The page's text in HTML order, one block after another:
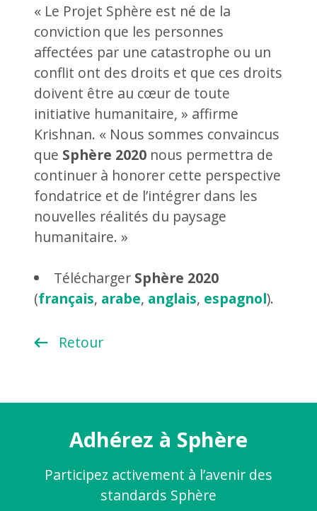
« Le Projet Sphère est né de la
conviction que les personnes
affectées par une catastrophe ou un
conflit ont des droits et que ces droits
doivent être au cœur de toute
initiative humanitaire, » affirme
Krishnan. « Nous sommes convaincus
que Sphère 2020 nous permettra de
continuer à honorer cette perspective
fondatrice et de l’intégrer dans les
nouvelles réalités du paysage
humanitaire. »
Télécharger Sphère 2020
(français, arabe, anglais, espagnol).
Retour
Adhérez à Sphère
Participez activement à l’avenir des
standards Sphère